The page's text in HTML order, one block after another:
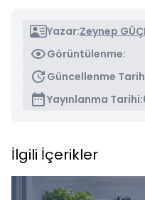
Yazar:Zeynep
Görüntülenme:
Güncellenme
Yayınlanma Tarihi:
İlgili İçerikler